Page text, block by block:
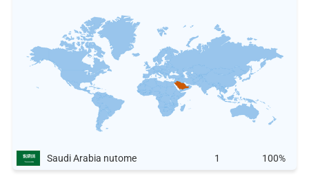
Saudi Arabia nutome 1 100%